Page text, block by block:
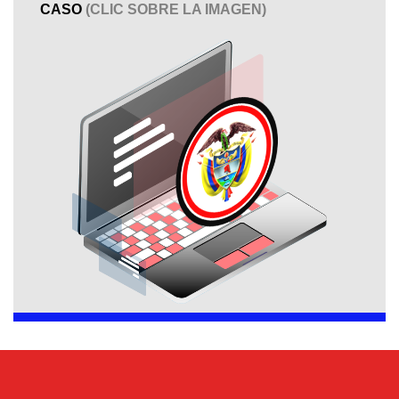
CASO (CLIC SOBRE LA IMAGEN)